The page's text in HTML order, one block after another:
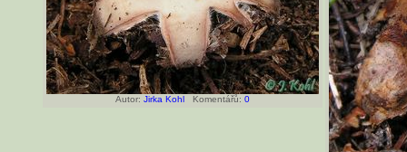
Autor: Jirka Kohl Komentářů: 0